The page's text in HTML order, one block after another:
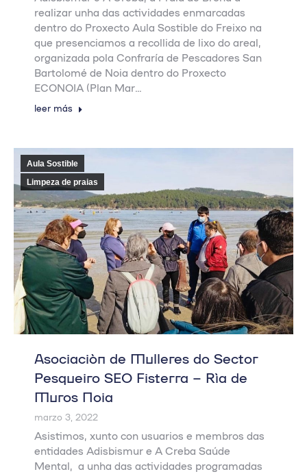
realizar unha das actividades enmarcadas
dentro do Proxecto Aula Sostible do Freixo na
que presenciamos a recollida de lixo do areal,
organizada pola Confraría de Pescadores San
Bartolomé de Noia dentro do Proxecto
ECONOIA (Plan Mar…
leer más
Aula Sostible
Limpeza de praias
Asociación de Mulleres do Sector
Pesqueiro SEO Fisterra – Ría de
Muros Noia
marzo 3, 2022
Asistimos, xunto con usuarios e membros das
entidades Adisbismur e A Creba Saúde
Mental, a unha das actividades programadas